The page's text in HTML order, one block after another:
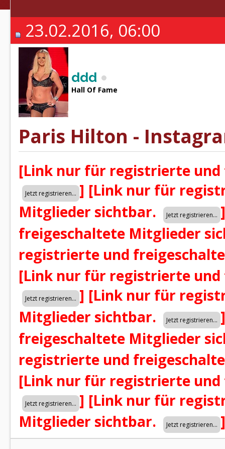
23.02.2016, 06:00
ddd
Hall Of Fame
Paris Hilton -
[Link nur für registrierte
] [Link nur für
Mitglieder sichtbar.
]
freigeschaltete Mitglieder
registrierte und
[Link nur für registrierte
] [Link nur für
Mitglieder sichtbar.
]
freigeschaltete Mitglieder
registrierte und
[Link nur für registrierte
] [Link nur für
Mitglieder sichtbar.
]